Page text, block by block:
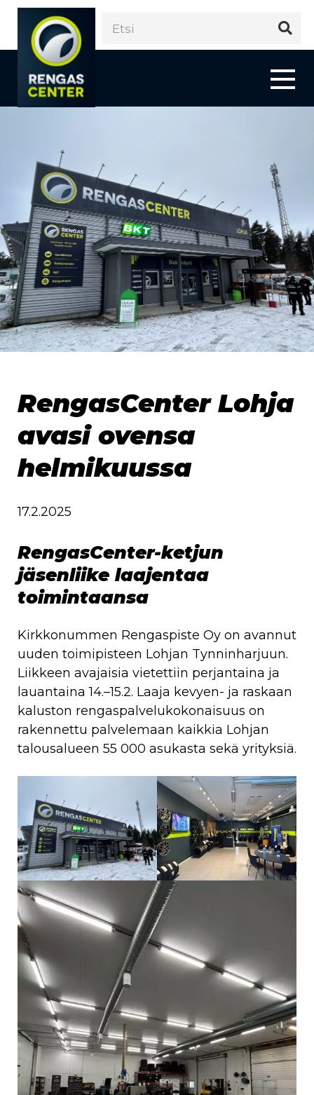
RengasCenter Lohja
avasi ovensa
helmikuussa
17.2.2025
RengasCenter-ketjun
jäsenliike laajentaa
toimintaansa
Kirkkonummen Rengaspiste Oy on avannut
uuden toimipisteen Lohjan Tynninharjuun.
Liikkeen avajaisia vietettiin perjantaina ja
lauantaina 14.–15.2. Laaja kevyen- ja raskaan
kaluston rengaspalvelukokonaisuus on
rakennettu palvelemaan kaikkia Lohjan
talousalueen 55 000 asukasta sekä yrityksiä.